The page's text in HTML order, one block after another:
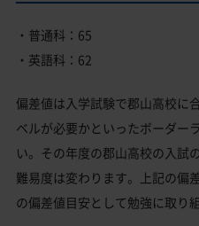
・普通科：65
・英語科：62
偏差値は入学試験で郡山高校に
ベルが必要かといったボーダー
い。その年度の郡山高校の入試
難易度は変わります。上記の偏
の偏差値目安として勉強に取り